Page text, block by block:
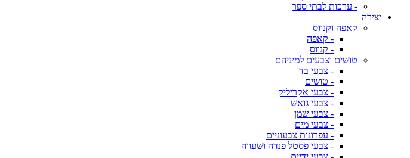
- ערכות לבתי ספר
יצירה
קאפה וקנווס
- קאפה
- קנווס
טושים וצבעים למיניהם
- צבעי בד
- טושים
- צבעי אקריליק
- צבעי גואש
- צבעי שמן
- צבעי מים
- עפרונות צבעוניים
- צבעי פסטל פנדה ושעווה